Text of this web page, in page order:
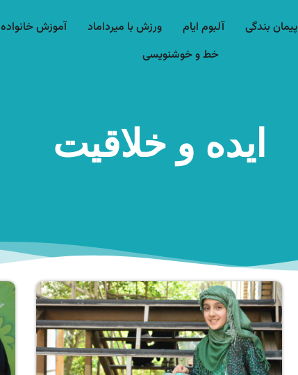
پیمان بندگی آلبوم ایام ورزش با میرداماد​ آموزش خانواده
خط و خوشنویسی
ایده و خلاقیت